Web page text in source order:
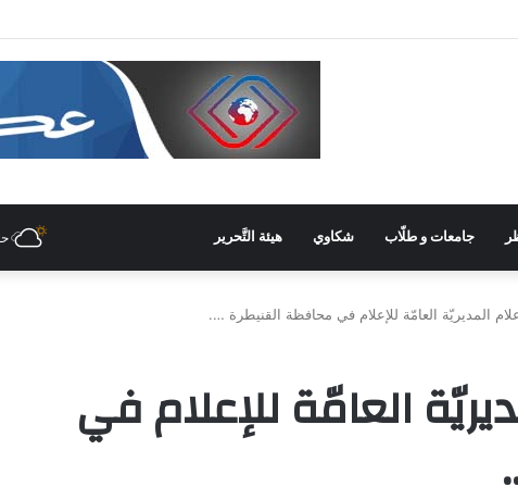
جامعات و طلّاب شكاوي هيئة التَّحرير
المديريّة العامّة للإعلام في محافظة القنيطرة ….
العامّة للإعلام في